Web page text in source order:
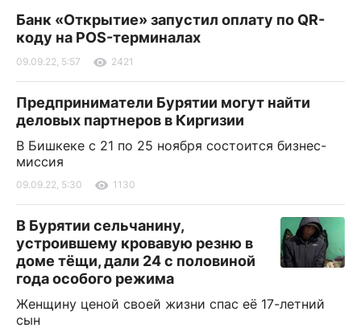
Банк «Открытие» запустил оплату по QR-
коду на POS-терминалах
09.09.22, 5:57 2421
Предприниматели Бурятии могут найти
деловых партнеров в Киргизии
В Бишкеке с 21 по 25 ноября состоится бизнес-
миссия
09.09.22, 5:30 1130
В Бурятии сельчанину,
устроившему кровавую резню в
доме тёщи, дали 24 с половиной
года особого режима
Женщину ценой своей жизни спас её 17-летний
сын